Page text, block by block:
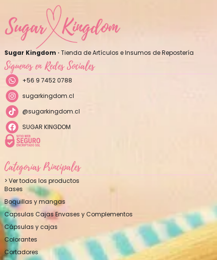
Sugar Kingdom · Tienda de Artículos e Insumos de Repostería
Síguenos en Redes Sociales
+56 9 7452 0788
sugarkingdom.cl
@sugarkingdom.cl
SUGAR KINGDOM
Categorías Principales
> Ver todos los productos
Bases
Boquillas y mangas
Capsulas Cajas Envases y Complementos
Cápsulas y cajas
Colorantes
Cortadores